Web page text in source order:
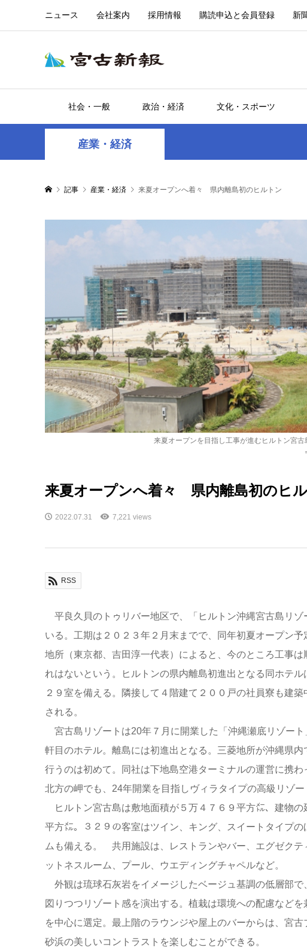
ニュース 会社案内 採用情報 購読申込と会員登録 新
社会・一般 政治・経済 文化・スポーツ
産業・経済
記事 産業・経済 来夏オープンへ着々 県内離島初のヒルトン
来夏オープンを目指し工事が進むヒルトン宮
来夏オープンへ着々 県内離島初のヒ
2022.07.31 7,221 views
RSS
平良久貝のトゥリバー地区で、「ヒルトン沖縄宮古島リゾ
いる。工期は２０２３年２月末までで、同年初夏オープン
地所（東京都、吉田淳一代表）によると、今のところ工事
れはないという。ヒルトンの県内離島初進出となる同ホテル
２９室を備える。隣接して４階建て２００戸の社員寮も建
される。
宮古島リゾートは20年７月に開業した「沖縄瀬底リゾート
軒目のホテル。離島には初進出となる。三菱地所が沖縄県内
行うのは初めて。同社は下地島空港ターミナルの運営に携
北方の岬でも、24年開業を目指しヴィラタイプの高級リゾー
ヒルトン宮古島は敷地面積が５万４７６９平方㍍、建物の
平方㍍。３２９の客室はツイン、キング、スイートタイプ
ムも備える。 共用施設は、レストランやバー、エグゼクテ
ットネスルーム、プール、ウエディングチャペルなど。
外観は琉球石灰岩をイメージしたベージュ基調の低層部で
図りつつリゾート感を演出する。植栽は環境への配慮など
を中心に選定。最上階のラウンジや屋上のバーからは、宮
砂浜の美しいコントラストを楽しむことができる。